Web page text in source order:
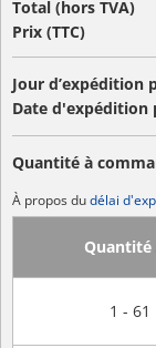
Total (hors TVA)
Prix (TTC)
Jour d’expédition
Date d'expédition
Quantité à
À propos dudélai
Quantité
1 - 61